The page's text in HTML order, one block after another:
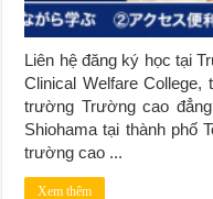
Liên hệ đăng ký học tại
Clinical Welfare
trường Trường cao
Shiohama tại thành phố
trường cao ...
Xem thêm